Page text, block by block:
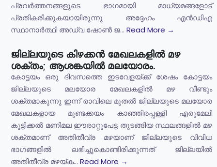
പ്രവർത്തനങ്ങളുടെ ഭാഗമായി മാധ്യമങ്ങളോട്
പ്രതികരിക്കുകയായിരുന്നു അദ്ദേഹം എൻഡിഎ
സ്ഥാനാർത്ഥി അഡ്വ ഷോൺ ജ... Read More →
ജില്ലയുടെ കിഴക്കൻ മേഖലകളിൽ മഴ
ശക്തം; ആശങ്കയിൽ മലയോരം.
കോട്ടയം ഒരു ദിവസത്തെ ഇടവേളയ്ക്ക് ശേഷം കോട്ടയം
ജില്ലയുടെ മലയോര മേഖലകളിൽ മഴ വീണ്ടും
ശക്തമാകുന്നു ഇന്ന് രാവിലെ മുതൽ ജില്ലയുടെ മലയോര
മേഖലകളായ മുണ്ടക്കയം കാഞ്ഞിരപ്പള്ളി എരുമേലി
കൂട്ടിക്കൽ മണിമല ഈരാറ്റുപേട്ട തുടങ്ങിയ സ്ഥലങ്ങളിൽ മഴ
ശക്തമാണ് അതിതീവ്ര മഴയാണ് ജില്ലയുടെ വിവിധ
ഭാഗങ്ങളിൽ ലഭിച്ചുകൊണ്ടിരിക്കുന്നത് ജില്ലയിൽ
അതിതീവ്ര മഴയ്ക... Read More →